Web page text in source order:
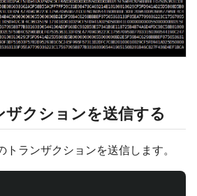
クションを送信する
トランザクションを送信します。